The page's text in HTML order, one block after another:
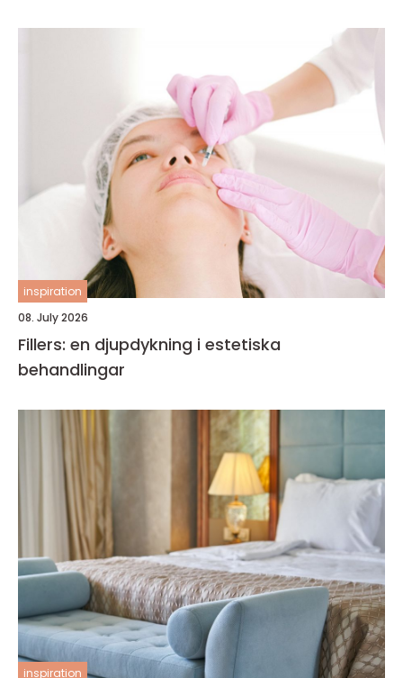
inspiration
08. July 2026
Fillers: en djupdykning i estetiska
behandlingar
inspiration